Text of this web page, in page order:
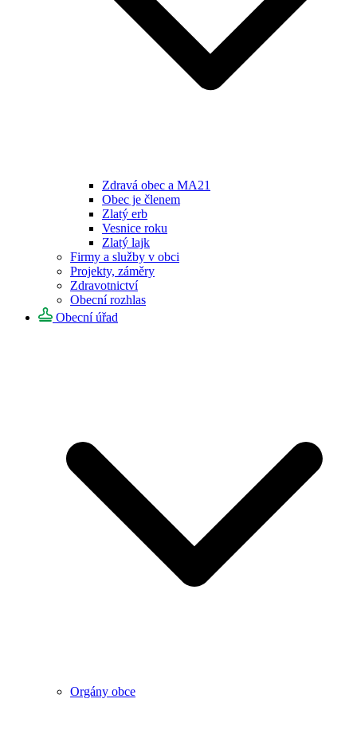
Zdravá obec a MA21
Obec je členem
Zlatý erb
Vesnice roku
Zlatý lajk
Firmy a služby v obci
Projekty, záměry
Zdravotnictví
Obecní rozhlas
Obecní úřad
Orgány obce